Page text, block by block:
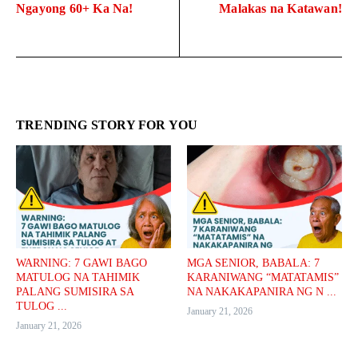
Ngayong 60+ Ka Na!
Malakas na Katawan!
TRENDING STORY FOR YOU
WARNING: 7 GAWI BAGO
MATULOG NA TAHIMIK
PALANG SUMISIRA SA
TULOG ...
January 21, 2026
MGA SENIOR, BABALA: 7
KARANIWANG “MATATAMIS”
NA NAKAKAPANIRA NG N ...
January 21, 2026